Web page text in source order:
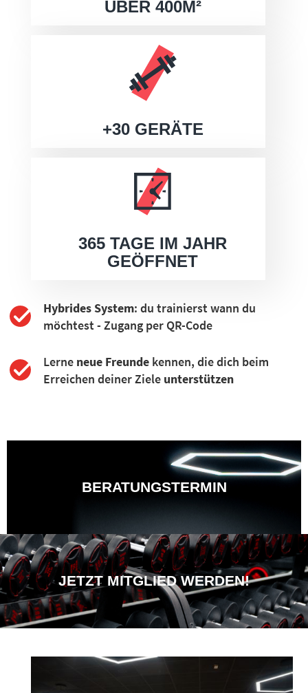
ÜBER 400M²
+30 GERÄTE
365 TAGE IM JAHR
GEÖFFNET
Hybrides System: du trainierst wann du
möchtest - Zugang per QR-Code
Lerne neue Freunde kennen, die dich beim
Erreichen deiner Ziele unterstützen
BERATUNGSTERMIN
JETZT MITGLIED WERDEN!